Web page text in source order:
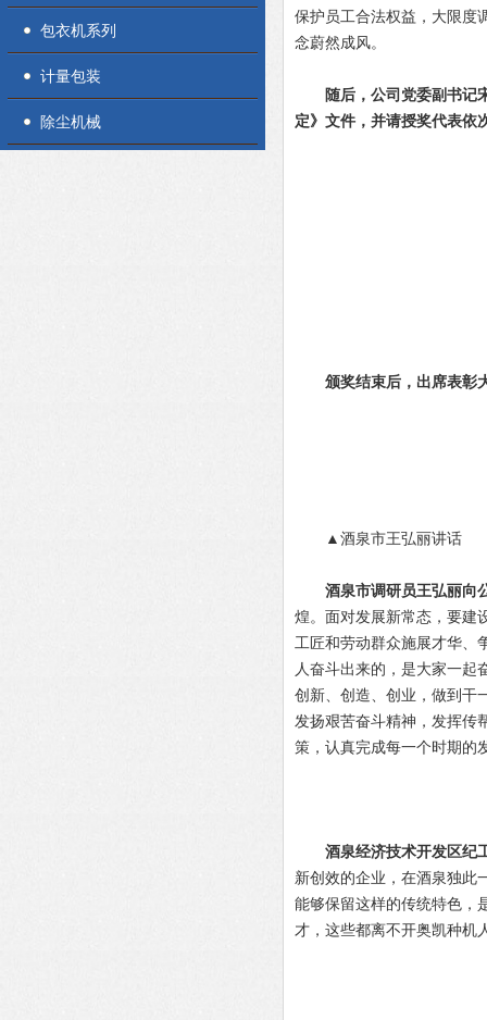
包衣机系列
计量包装
除尘机械
保护员工合法权益，大限度
念蔚然成风。
随后，公司党委副书记
定》文件，并请授奖代表依
颁奖结束后，出席表彰
▲酒泉市王弘丽讲话
酒泉市调研员王弘丽向
煌。面对发展新常态，要建
工匠和劳动群众施展才华、
人奋斗出来的，是大家一起
创新、创造、创业，做到干
发扬艰苦奋斗精神，发挥传
策，认真完成每一个时期的
酒泉经济技术开发区纪
新创效的企业，在酒泉独此
能够保留这样的传统特色，
才，这些都离不开奥凯种机